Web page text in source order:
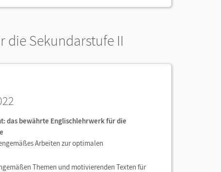
die Sekundarstufe II
das bewährte Englischlehrwerk für die
Arbeiten zur optimalen
Themen und motivierenden Texten für